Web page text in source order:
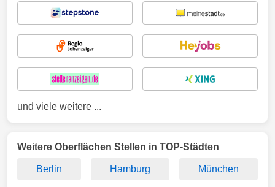
und viele weitere ...
Weitere Oberflächen Stellen in TOP-Städten
Berlin Hamburg München